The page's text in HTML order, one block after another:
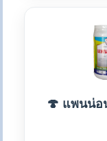
🍄 แพนน่อ